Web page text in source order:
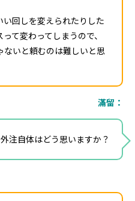
回しを変えられたりした
て変わってしまうので、
いと頼むのは難しいと思
滿留：
注自体はどう思いますか？